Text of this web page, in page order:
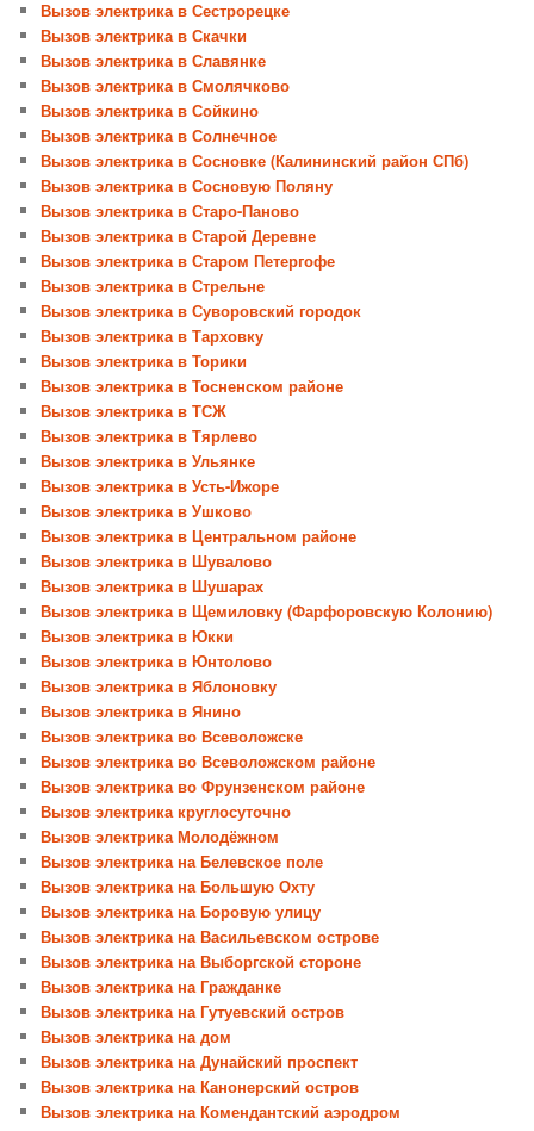
Вызов электрика в Сестрорецке
Вызов электрика в Скачки
Вызов электрика в Славянке
Вызов электрика в Смолячково
Вызов электрика в Сойкино
Вызов электрика в Солнечное
Вызов электрика в Сосновке (Калининский район СПб)
Вызов электрика в Сосновую Поляну
Вызов электрика в Старо-Паново
Вызов электрика в Старой Деревне
Вызов электрика в Старом Петергофе
Вызов электрика в Стрельне
Вызов электрика в Суворовский городок
Вызов электрика в Тарховку
Вызов электрика в Торики
Вызов электрика в Тосненском районе
Вызов электрика в ТСЖ
Вызов электрика в Тярлево
Вызов электрика в Ульянке
Вызов электрика в Усть-Ижоре
Вызов электрика в Ушково
Вызов электрика в Центральном районе
Вызов электрика в Шувалово
Вызов электрика в Шушарах
Вызов электрика в Щемиловку (Фарфоровскую Колонию)
Вызов электрика в Юкки
Вызов электрика в Юнтолово
Вызов электрика в Яблоновку
Вызов электрика в Янино
Вызов электрика во Всеволожске
Вызов электрика во Всеволожском районе
Вызов электрика во Фрунзенском районе
Вызов электрика круглосуточно
Вызов электрика Молодёжном
Вызов электрика на Белевское поле
Вызов электрика на Большую Охту
Вызов электрика на Боровую улицу
Вызов электрика на Васильевском острове
Вызов электрика на Выборгской стороне
Вызов электрика на Гражданке
Вызов электрика на Гутуевский остров
Вызов электрика на дом
Вызов электрика на Дунайский проспект
Вызов электрика на Канонерский остров
Вызов электрика на Комендантский аэродром